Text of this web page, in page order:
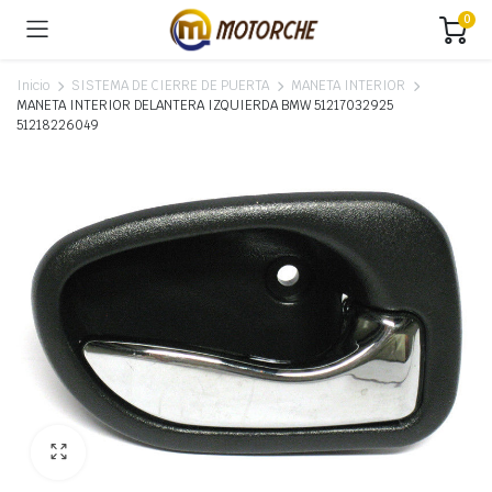
0
Inicio SISTEMA DE CIERRE DE PUERTA
MANETA INTERIOR
MANETA INTERIOR DELANTERA IZQUIERDA BMW 51217032925
51218226049